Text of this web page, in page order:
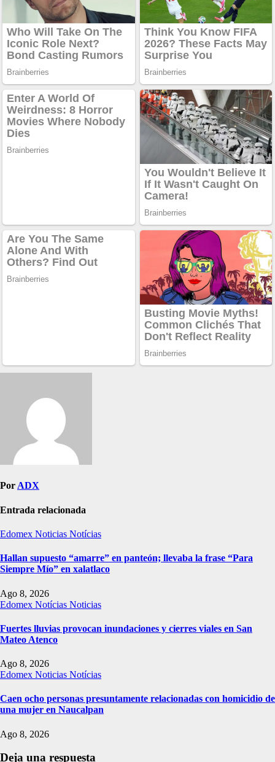
PorADX
Entrada relacionada
Edomex Noticias Notícias
Hallan supuesto “amarre” en panteón; llevaba la frase “Para
Siempre Mío” en xalatlaco
Ago 8, 2026
Edomex Notícias Noticias
Fuertes lluvias provocan inundaciones y cierres viales en San
Mateo Atenco
Ago 8, 2026
Edomex Noticias Notícias
Caen ocho personas presuntamente relacionadas con homicidio de
una mujer en Naucalpan
Ago 8, 2026
Deja una respuesta